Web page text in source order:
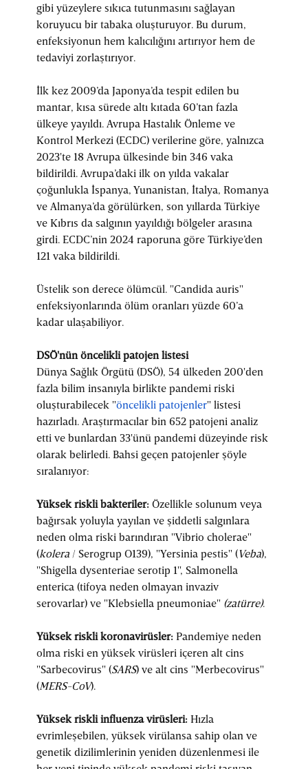
gibi yüzeylere sıkıca tutunmasını sağlayan
koruyucu bir tabaka oluşturuyor. Bu durum,
enfeksiyonun hem kalıcılığını artırıyor hem de
tedaviyi zorlaştırıyor.
İlk kez 2009’da Japonya’da tespit edilen bu
mantar, kısa sürede altı kıtada 60’tan fazla
ülkeye yayıldı. Avrupa Hastalık Önleme ve
Kontrol Merkezi (ECDC) verilerine göre, yalnızca
2023'te 18 Avrupa ülkesinde bin 346 vaka
bildirildi. Avrupa’daki ilk on yılda vakalar
çoğunlukla İspanya, Yunanistan, İtalya, Romanya
ve Almanya’da görülürken, son yıllarda Türkiye
ve Kıbrıs da salgının yayıldığı bölgeler arasına
girdi. ECDC’nin 2024 raporuna göre Türkiye’den
121 vaka bildirildi.
Üstelik son derece ölümcül. "Candida auris"
enfeksiyonlarında ölüm oranları yüzde 60’a
kadar ulaşabiliyor.
DSÖ'nün öncelikli patojen listesi
Dünya Sağlık Örgütü (DSÖ), 54 ülkeden 200'den
fazla bilim insanıyla birlikte pandemi riski
oluşturabilecek "öncelikli patojenler" listesi
hazırladı. Araştırmacılar bin 652 patojeni analiz
etti ve bunlardan 33'ünü pandemi düzeyinde risk
olarak belirledi. Bahsi geçen patojenler şöyle
sıralanıyor:
Yüksek riskli bakteriler: Özellikle solunum veya
bağırsak yoluyla yayılan ve şiddetli salgınlara
neden olma riski barındıran "Vibrio cholerae"
(kolera / Serogrup O139), "Yersinia pestis" (Veba),
"Shigella dysenteriae serotip 1", Salmonella
enterica (tifoya neden olmayan invaziv
serovarlar) ve "Klebsiella pneumoniae" (zatürre).
Yüksek riskli koronavirüsler: Pandemiye neden
olma riski en yüksek virüsleri içeren alt cins
"Sarbecovirus" (SARS) ve alt cins "Merbecovirus"
(MERS-CoV).
Yüksek riskli influenza virüsleri: Hızla
evrimleşebilen, yüksek virülansa sahip olan ve
genetik dizilimlerinin yeniden düzenlenmesi ile